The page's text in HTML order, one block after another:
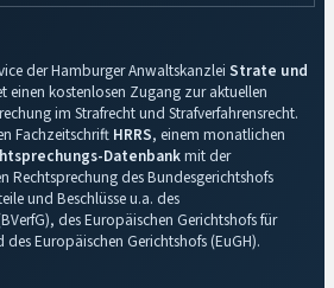
der Hamburger Anwaltskanzlei Strate und
einen kostenlosen Zugang zur aktuellen
im Strafrecht und Strafverfahrensrecht.
Fachzeitschrift HRRS, einem monatlichen
Datenbankmit der
Rechtsprechung des Bundesgerichtshofs
und Beschlüsse u.a. des
des Europäischen Gerichtshofs für
des Europäischen Gerichtshofs (EuGH).